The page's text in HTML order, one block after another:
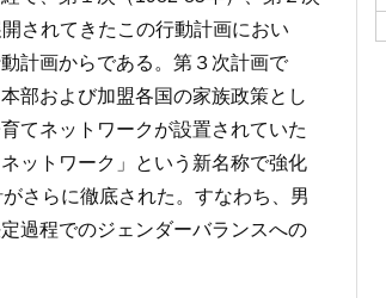
されてきたこの行動計画におい
計画からである。第３次計画で
部および加盟各国の家族政策とし
てネットワークが設置されていた
ットワーク」という新名称で強化
さらに徹底された。すなわち、男
過程でのジェンダーバランスへの